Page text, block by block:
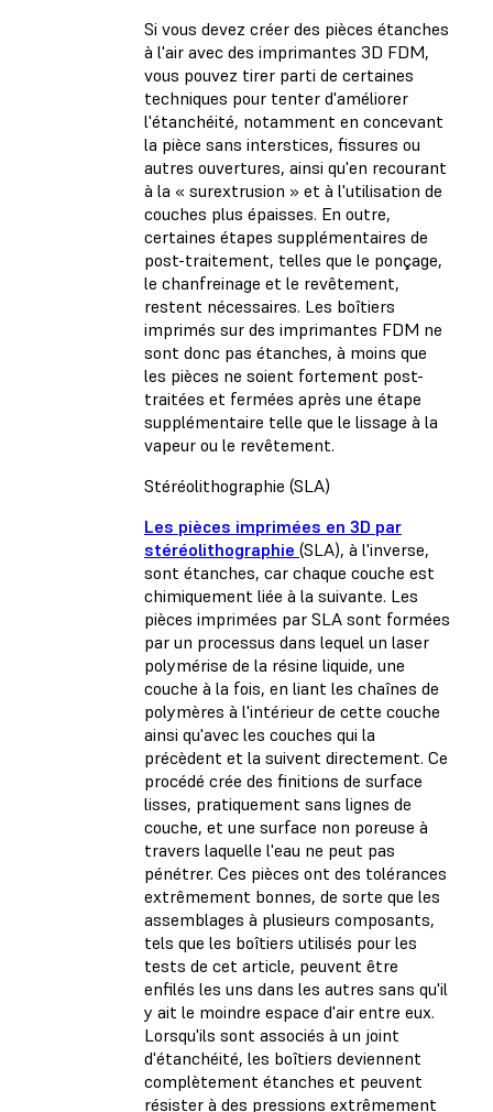
Si vous devez créer des pièces étanches
à l'air avec des imprimantes 3D FDM,
vous pouvez tirer parti de certaines
techniques pour tenter d'améliorer
l'étanchéité, notamment en concevant
la pièce sans interstices, fissures ou
autres ouvertures, ainsi qu'en recourant
à la « surextrusion » et à l'utilisation de
couches plus épaisses. En outre,
certaines étapes supplémentaires de
post-traitement, telles que le ponçage,
le chanfreinage et le revêtement,
restent nécessaires. Les boîtiers
imprimés sur des imprimantes FDM ne
sont donc pas étanches, à moins que
les pièces ne soient fortement post-
traitées et fermées après une étape
supplémentaire telle que le lissage à la
vapeur ou le revêtement.
Stéréolithographie (SLA)
Les pièces imprimées en 3D par
stéréolithographie (SLA), à l'inverse,
sont étanches, car chaque couche est
chimiquement liée à la suivante. Les
pièces imprimées par SLA sont formées
par un processus dans lequel un laser
polymérise de la résine liquide, une
couche à la fois, en liant les chaînes de
polymères à l'intérieur de cette couche
ainsi qu'avec les couches qui la
précèdent et la suivent directement. Ce
procédé crée des finitions de surface
lisses, pratiquement sans lignes de
couche, et une surface non poreuse à
travers laquelle l'eau ne peut pas
pénétrer. Ces pièces ont des tolérances
extrêmement bonnes, de sorte que les
assemblages à plusieurs composants,
tels que les boîtiers utilisés pour les
tests de cet article, peuvent être
enfilés les uns dans les autres sans qu'il
y ait le moindre espace d'air entre eux.
Lorsqu'ils sont associés à un joint
d'étanchéité, les boîtiers deviennent
complètement étanches et peuvent
résister à des pressions extrêmement